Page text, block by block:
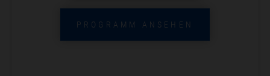
PROGRAMM ANSEHEN